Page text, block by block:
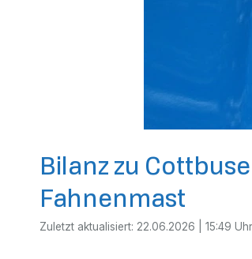
Bilanz zu
Fahnenmast
Zuletzt aktualisiert: 22.06.2026 | 15:49 Uhr